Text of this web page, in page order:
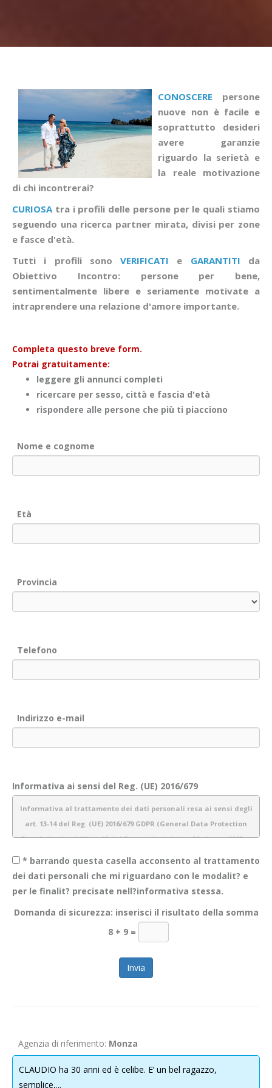
CONOSCERE persone
nuove non è facile e
soprattutto desideri
avere garanzie
riguardo la serietà e
la reale motivazione
di chi incontrerai?
CURIOSA tra i profili delle persone per le quali stiamo
seguendo una ricerca partner mirata, divisi per zone
e fasce d'età.
Tutti i profili sonoVERIFICATI e GARANTITI da
Obiettivo Incontro: persone per bene,
sentimentalmente libere e seriamente motivate a
intraprendere una relazione d'amore importante.
Completa questo breve form.
Potrai gratuitamente:
leggere gli annunci completi
ricercare per sesso, città e fascia d'età
rispondere alle persone che più ti piacciono
Nome e cognome
Età
Provincia
Telefono
Indirizzo e-mail
Informativa ai sensi del Reg. (UE) 2016/679
Informativa al trattamento dei dati personali resa ai sensi degli
art. 13-14 del Reg. (UE) 2016/679 GDPR (General Data Protection
Regulation) e dell’art. 13 del Decreto legislativo 30 giugno 2003 n.
1.Introduzione
Obiettivo Incontro S.r.l. è consapevole dell’importanza della protezione
dei dati personali e del rispetto della privacy dei propri utenti. Pertanto
garantiamo sicurezza e riservatezza durante l’elaborazione delle
informazioni personali dei nostri utenti.
informazioni raccolte tramite canali diversi dal presente sito web. Lo
relativamente alle informazioni che il sito raccoglie e su come le usa.
* barrando questa casella acconsento al trattamento
dei dati personali che mi riguardano con le modalit? e
per le finalit? precisate nell?informativa stessa.
Domanda di sicurezza: inserisci il risultato della somma
8 + 9 =
Agenzia di riferimento: Monza
CLAUDIO ha 30 anni ed è celibe. E’ un bel ragazzo,
semplice,...